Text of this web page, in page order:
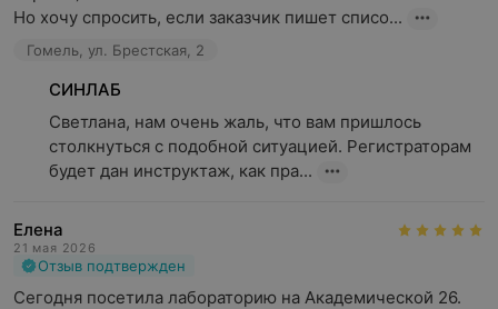
Но хочу спросить, если заказчик пишет списо...
Гомель, ул. Брестская, 2
СИНЛАБ
Светлана, нам очень жаль, что вам пришлось
столкнуться с подобной ситуацией. Регистраторам
будет дан инструктаж, как пра...
Елена
21 мая 2026
Отзыв подтвержден
Сегодня посетила лабораторию на Академической 26.